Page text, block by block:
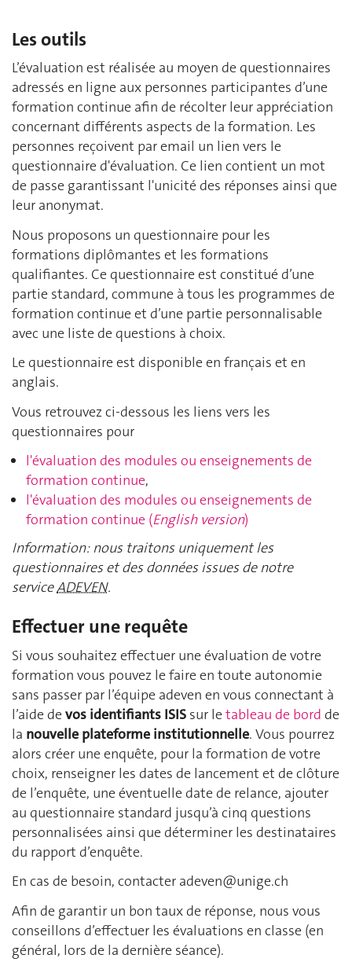
Les outils
L’évaluation est réalisée au moyen de questionnaires
adressés en ligne aux personnes participantes d’une
formation continue afin de récolter leur appréciation
concernant différents aspects de la formation. Les
personnes reçoivent par email un lien vers le
questionnaire d'évaluation. Ce lien contient un mot
de passe garantissant l'unicité des réponses ainsi que
leur anonymat.
Nous proposons un questionnaire pour les
formations diplômantes et les formations
qualifiantes. Ce questionnaire est constitué d’une
partie standard, commune à tous les programmes de
formation continue et d’une partie personnalisable
avec une liste de questions à choix.
Le questionnaire est disponible en français et en
anglais.
Vous retrouvez ci-dessous les liens vers les
questionnaires pour
l'évaluation des modules ou enseignements de
formation continue,
l'évaluation des modules ou enseignements de
formation continue (English version)
Information: nous traitons uniquement les
questionnaires et des données issues de notre
serviceADEVEN.
Effectuer une requête
Si vous souhaitez effectuer une évaluation de votre
formation vous pouvez le faire en toute autonomie
sans passer par l’équipe adeven en vous connectant à
l’aide devos identifiants ISIS sur letableau de bord de
la nouvelle plateforme institutionnelle. Vous pourrez
alors créer une enquête, pour la formation de votre
choix, renseigner les dates de lancement et de clôture
de l’enquête, une éventuelle date de relance, ajouter
au questionnaire standard jusqu’à cinq questions
personnalisées ainsi que déterminer les destinataires
du rapport d’enquête.
En cas de besoin, contacter adeven@unige.ch
Afin de garantir un bon taux de réponse, nous vous
conseillons d’effectuer les évaluations en classe (en
général, lors de la dernière séance).